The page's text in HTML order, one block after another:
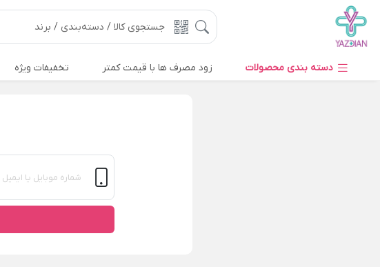
دسته بندی محصولات زود مصرف ها با قیمت کمتر تخفیفات ویژه